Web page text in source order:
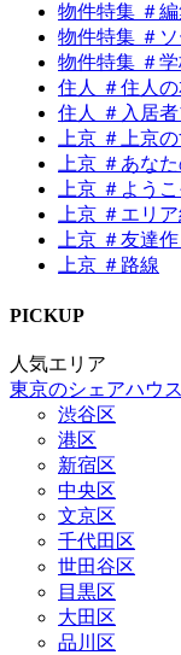
物件特集 ＃
物件特集 ＃
物件特集 ＃
住人 ＃住人
住人 ＃入居
上京 ＃上京
上京 ＃あな
上京 ＃よう
上京 ＃エリ
上京 ＃友達作
上京 ＃路線
PICKUP
人気エリア
東京のシェアハウス
渋谷区
港区
新宿区
中央区
文京区
千代田区
世田谷区
目黒区
大田区
品川区